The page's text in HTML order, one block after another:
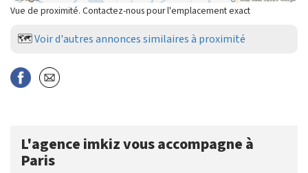
Vue de proximité. Contactez-nous pour l'emplacement exact
🗺️Voir d'autres annonces similaires à proximité
L'agence imkiz vous accompagne à
Paris